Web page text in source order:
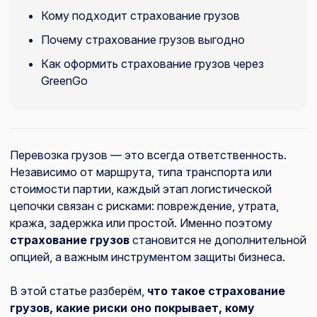
Кому подходит страхование грузов
Почему страхование грузов выгодно
Как оформить страхование грузов через
GreenGo
Перевозка грузов — это всегда ответственность.
Независимо от маршрута, типа транспорта или
стоимости партии, каждый этап логистической
цепочки связан с рисками: повреждение, утрата,
кража, задержка или простой. Именно поэтому
страхование грузов становится не дополнительной
опцией, а важным инструментом защиты бизнеса.
В этой статье разберём, что такое страхование
грузов, какие риски оно покрывает, кому